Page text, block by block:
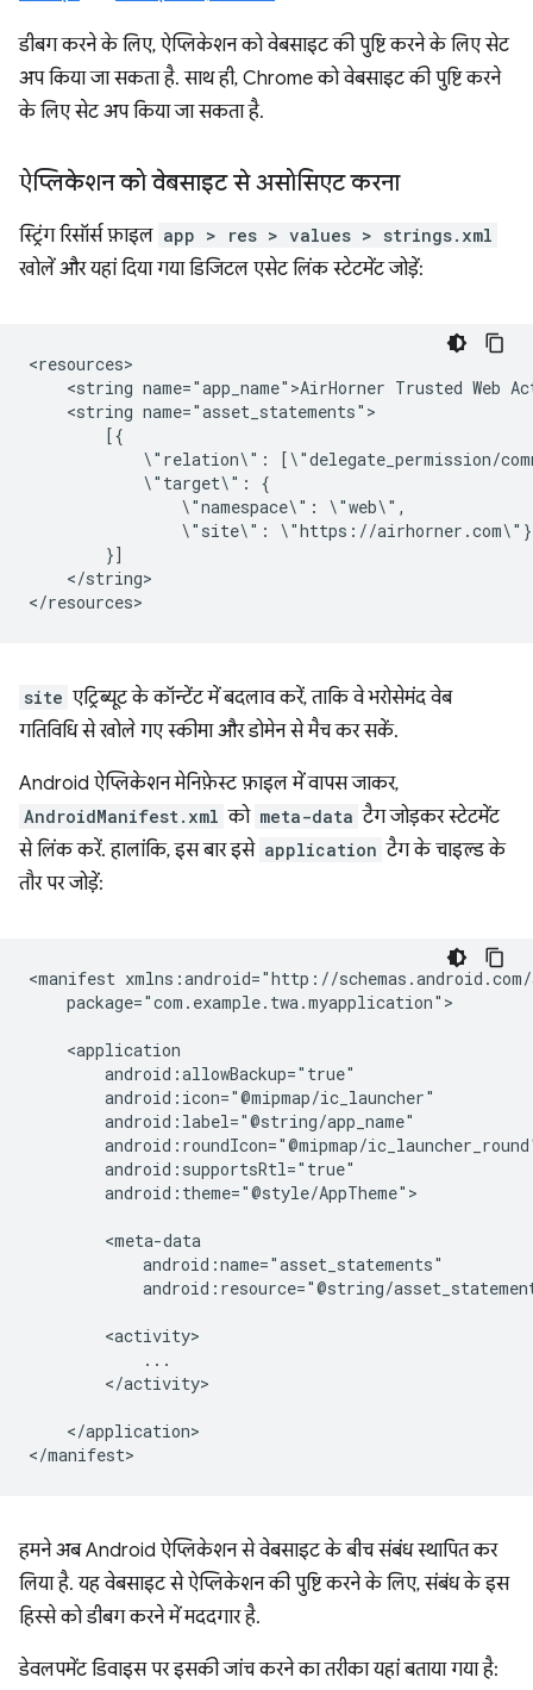
डीबग करने के लिए, ऐप्लिकेशन को वेबसाइट की पुष्टि करने के लिए सेट
अप किया जा सकता है. साथ ही, Chrome को वेबसाइट की पुष्टि करने
के लिए सेट अप किया जा सकता है.
ऐप्लिकेशन को वेबसाइट से असोसिएट करना
स्ट्रिंग रिसॉर्स फ़ाइल app > res > values > strings.xml
खोलें और यहां दिया गया डिजिटल एसेट लिंक स्टेटमेंट जोड़ें:
<string name="app_name">AirHorner Trusted Web
<string
\"relation\":
\"target\":
\"namespace\":
\"site\":
</string>
site एट्रिब्यूट के कॉन्टेंट में बदलाव करें, ताकि वे भरोसेमंद वेब
गतिविधि से खोले गए स्कीमा और डोमेन से मैच कर सकें.
Android ऐप्लिकेशन मेनिफ़ेस्ट फ़ाइल में वापस जाकर,
AndroidManifest.xml को meta-data टैग जोड़कर स्टेटमेंट
से लिंक करें. हालांकि, इस बार इसे application टैग के चाइल्ड के
तौर पर जोड़ें:
<manifest
package="com.example.twa.myapplication">
android:theme="@style/AppTheme">
android:resource="@string/
</activity>
</application>
हमने अब Android ऐप्लिकेशन से वेबसाइट के बीच संबंध स्थापित कर
लिया है. यह वेबसाइट से ऐप्लिकेशन की पुष्टि करने के लिए, संबंध के इस
हिस्से को डीबग करने में मददगार है.
डेवलपमेंट डिवाइस पर इसकी जांच करने का तरीका यहां बताया गया है: